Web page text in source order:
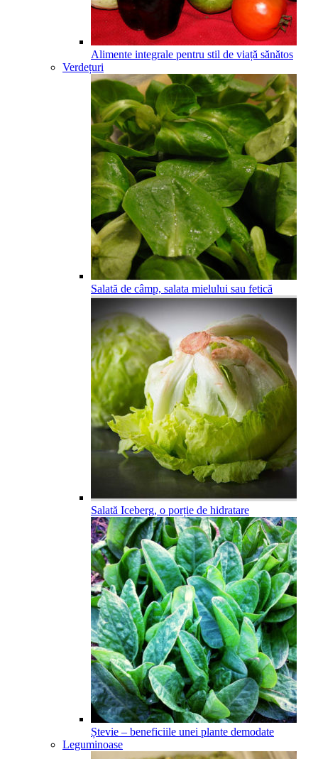
Alimente integrale pentru stil de viață sănătos
Verdețuri
Salată de câmp, salata mielului sau fetică
Salată Iceberg, o porție de hidratare
Ștevie – beneficiile unei plante demodate
Leguminoase